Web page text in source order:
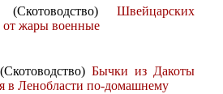
(Скотоводство) Швейцарских
от жары военные
Бычки из Дакоты
в Ленобласти по-домашнему